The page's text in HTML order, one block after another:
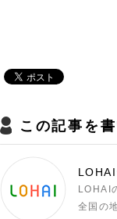
この記事を
LOHAI
全国の